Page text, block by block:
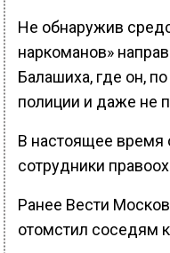
Не обнаружив
наркоманов»
Балашиха, где он,
полиции и даже не
В настоящее время
сотрудники
Ранее Вести
отомстил соседям